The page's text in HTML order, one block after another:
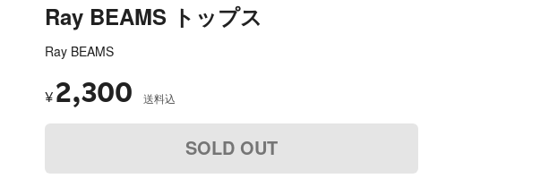
Ray BEAMS トップス
Ray BEAMS
¥ 2,300 送料込
SOLD OUT